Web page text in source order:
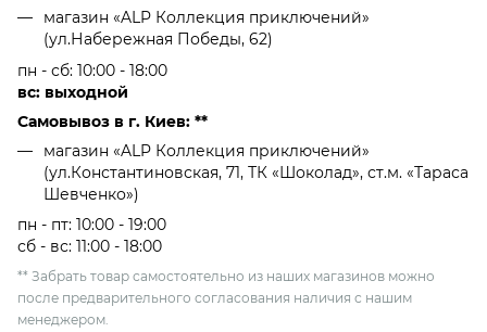
магазин «ALP Коллекция приключений»
(ул.Набережная Победы, 62)
пн - сб: 10:00 - 18:00
вс: выходной
Самовывоз в г. Киев: **
магазин «ALP Коллекция приключений»
(ул.Константиновская, 71, ТК «Шоколад», ст.м. «Тараса
Шевченко»)
пн - пт: 10:00 - 19:00
сб - вс: 11:00 - 18:00
** Забрать товар самостоятельно из наших магазинов можно
после предварительного согласования наличия с нашим
менеджером.